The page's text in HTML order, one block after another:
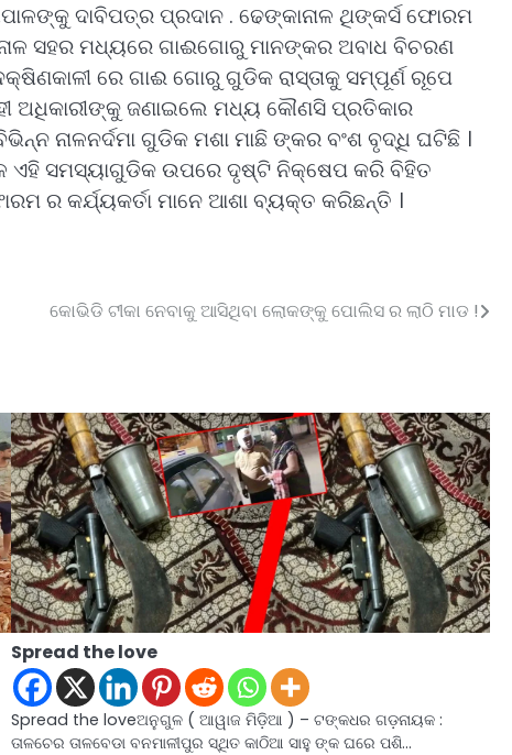
ଦାବିପତ୍ର ପ୍ରଦାନ . ଢେଙ୍କାନାଳ ଥିଙ୍କର୍ସ ଫୋରମ
ସହର ମଧ୍ୟରେ ଗାଈଗୋରୁ ମାନଙ୍କର ଅବାଧ ବିଚରଣ
ରେ ଗାଈ ଗୋରୁ ଗୁଡିକ ରାସ୍ତାକୁ ସମ୍ପୂର୍ଣ ରୂପେ
ଅଧିକାରୀଙ୍କୁ ଜଣାଇଲେ ମଧ୍ୟ କୌଣସି ପ୍ରତିକାର
ନାଳନର୍ଦମା ଗୁଡିକ ମଶା ମାଛି ଙ୍କର ବଂଶ ବୃଦ୍ଧି ଘଟିଛି ।
ଏହି ସମସ୍ୟାଗୁଡିକ ଉପରେ ଦୃଷ୍ଟି ନିକ୍ଷେପ କରି ବିହିତ
ର କର୍ଯ୍ୟକର୍ତା ମାନେ ଆଶା ବ୍ୟକ୍ତ କରିଛନ୍ତି ।
କୋଭିଡି ଟୀକା ନେବାକୁ ଆସିଥିବା ଲୋକଙ୍କୁ ପୋଲିସ ର ଲାଠି ମାଡ !
Spread the love
Spread the loveଅନୁଗୁଳ ( ଆୱାଜ ମିଡ଼ିଆ ) – ଟଙ୍କଧର ଗଡ଼ନାୟକ :
ତାଳଚେର ତାଳବେଡା ବନମାଳୀପୁର ସ୍ଥିତ କାଠିଆ ସାହୁ ଙ୍କ ଘରେ ପଶି…